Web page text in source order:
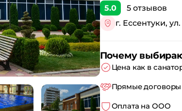
5.0 5отзывов
г. Ессентуки,
Почему
Цена как в
Прямые договоры
Оплата на ООО